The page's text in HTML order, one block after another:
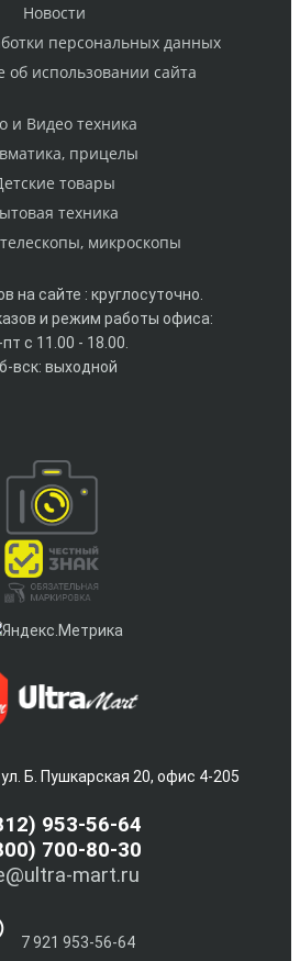
Новости
персональных данных
об использовании сайта
и Видео техника
прицелы
товары
техника
микроскопы
на сайте : круглосуточно.
и режим работы офиса:
с 11.00 - 18.00.
вск: выходной
Б. Пушкарская 20, офис 4-205
953-56-64
700-80-30
mart.ru
7 921 953-56-64